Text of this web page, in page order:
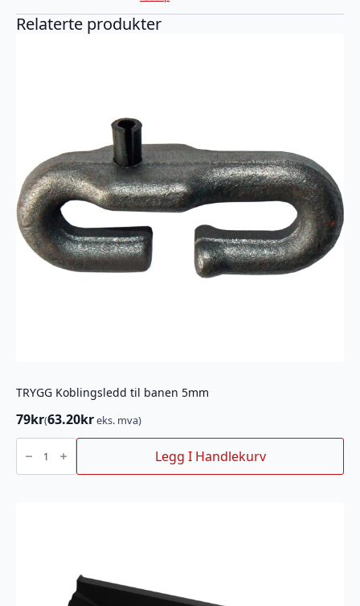
Relaterte produkter
TRYGG Koblingsledd til banen 5mm
79kr(63.20kreks. mva)
TRYGG
Koblingsledd
banen
Legg I Handlekurv